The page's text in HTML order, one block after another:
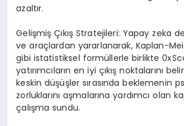
azaltır.
Gelişmiş Çıkış Stratejileri: Yapay zeka
ve araçlardan yararlanarak, Kaplan-
gibi istatistiksel formüllerle birlikte
yatırımcıların en iyi çıkış noktalarını
keskin düşüşler sırasında beklemenin
zorluklarını aşmalarına yardımcı olan
çalışma sundu.